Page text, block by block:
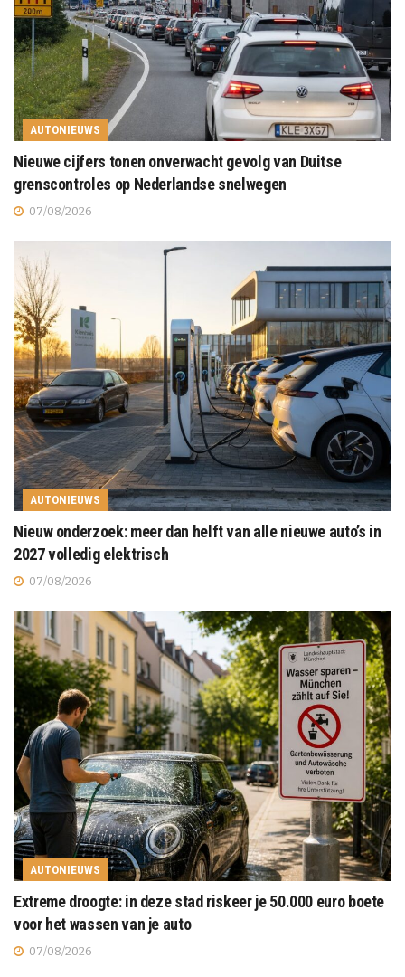
AUTONIEUWS
Nieuwe cijfers tonen onverwacht gevolg van Duitse
grenscontroles op Nederlandse snelwegen
07/08/2026
AUTONIEUWS
Nieuw onderzoek: meer dan helft van alle nieuwe auto’s in
2027 volledig elektrisch
07/08/2026
AUTONIEUWS
Extreme droogte: in deze stad riskeer je 50.000 euro boete
voor het wassen van je auto
07/08/2026